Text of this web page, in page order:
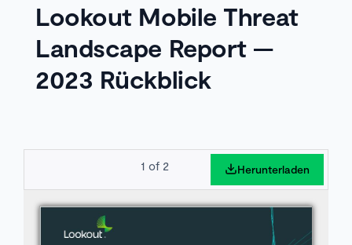
Lookout Mobile Threat
Landscape Report —
2023 Rückblick
1 of 2 Herunterladen